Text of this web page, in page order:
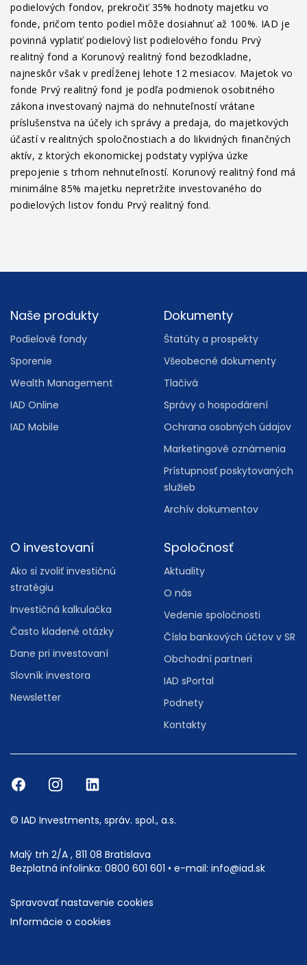
podielových fondov, prekročiť 35% hodnoty majetku vo
fonde, pričom tento podiel môže dosiahnuť až 100%. IAD je
povinná vyplatiť podielový list podielového fondu Prvý
realitný fond a Korunový realitný fond bezodkladne,
najneskôr však v predĺženej lehote 12 mesiacov. Majetok vo
fonde Prvý realitný fond je podľa podmienok osobitného
zákona investovaný najmä do nehnuteľností vrátane
príslušenstva na účely ich správy a predaja, do majetkových
účastí v realitných spoločnostiach a do likvidných finančných
aktív, z ktorých ekonomickej podstaty vyplýva úzke
prepojenie s trhom nehnuteľností. Korunový realitný fond má
minimálne 85% majetku nepretržite investovaného do
podielových listov fondu Prvý realitný fond.
Footer
Naše produkty
Podielové fondy
Sporenie
Wealth Management
IAD Online
IAD Mobile
Dokumenty
Štatúty a prospekty
Všeobecné dokumenty
Tlačivá
Správy o hospodárení
Ochrana osobných údajov
Marketingové oznámenia
Prístupnosť poskytovaných
služieb
Archív dokumentov
O investovaní
Ako si zvoliť investičnú
stratégiu
Investičná kalkulačka
Často kladené otázky
Dane pri investovaní
Slovník investora
Newsletter
Spoločnosť
Aktuality
O nás
Vedenie spoločnosti
Čísla bankových účtov v SR
Obchodní partneri
IAD sPortal
Podnety
Kontakty
© IAD Investments, správ. spol., a.s.
Malý trh 2/A , 811 08 Bratislava
Bezplatná infolinka: 0800 601 601 • e-mail: info@iad.sk
Spravovať nastavenie cookies
Informácie o cookies